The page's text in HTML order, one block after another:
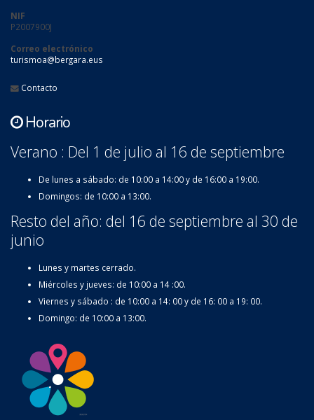
NIF
P2007900J
Correo electrónico
turismoa@bergara.eus
Contacto
Horario
Verano : Del 1 de julio al 16 de septiembre
De lunes a sábado: de 10:00 a 14:00 y de 16:00 a 19:00.
Domingos: de 10:00 a 13:00.
Resto del año: del 16 de septiembre al 30 de
junio
Lunes y martes cerrado.
Miércoles y jueves: de 10:00 a 14 :00.
Viernes y sábado : de 10:00 a 14: 00 y de 16: 00 a 19: 00.
Domingo: de 10:00 a 13:00.